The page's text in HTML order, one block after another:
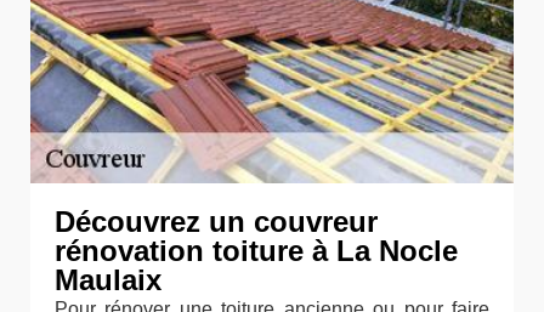
Découvrez un couvreur
rénovation toiture à La Nocle
Maulaix